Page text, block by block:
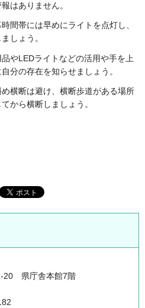
はありません。
間帯には早めにライトを点灯し、
しょう。
やLEDライトなどの活用や手を上
分の存在を知らせましょう。
横断は避け、横断歩道がある場所
から横断しましょう。
20 県庁舎本館7階